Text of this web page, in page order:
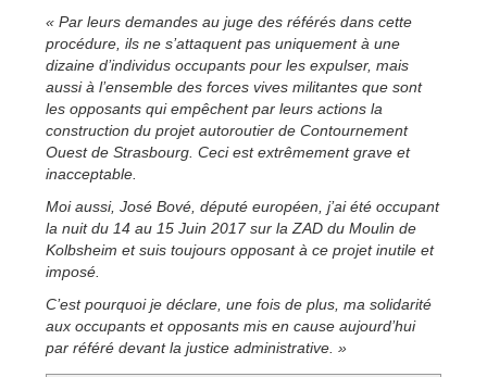
« Par leurs demandes au juge des référés dans cette
procédure, ils ne s’attaquent pas uniquement à une
dizaine d’individus occupants pour les expulser, mais
aussi à l’ensemble des forces vives militantes que sont
les opposants qui empêchent par leurs actions la
construction du projet autoroutier de Contournement
Ouest de Strasbourg. Ceci est extrêmement grave et
inacceptable.
Moi aussi, José Bové, député européen, j’ai été occupant
la nuit du 14 au 15 Juin 2017 sur la ZAD du Moulin de
Kolbsheim et suis toujours opposant à ce projet inutile et
imposé.
C’est pourquoi je déclare, une fois de plus, ma solidarité
aux occupants et opposants mis en cause aujourd’hui
par référé devant la justice administrative. »